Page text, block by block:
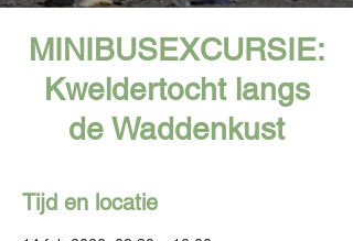
MINIBUSEXCURSIE:
Kweldertocht langs
de Waddenkust
Tijd en locatie